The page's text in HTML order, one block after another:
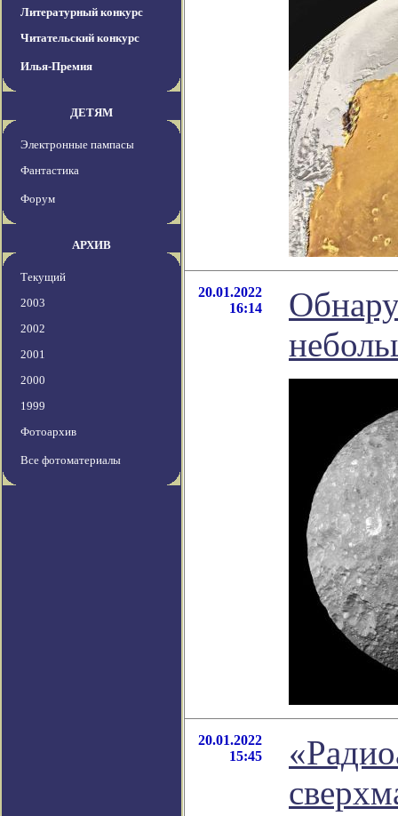
Литературный конкурс
Читательский конкурс
Илья-Премия
ДЕТЯМ
Электронные пампасы
Фантастика
Форум
АРХИВ
Текущий
2003
2002
2001
2000
1999
Фотоархив
Все фотоматериалы
20.01.2022
16:14
20.01.2022
15:45